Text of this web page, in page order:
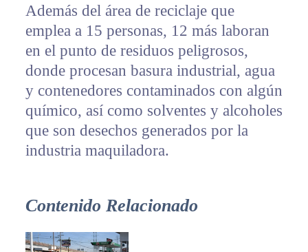
Además del área de reciclaje que
emplea a 15 personas, 12 más laboran
en el punto de residuos peligrosos,
donde procesan basura industrial, agua
y contenedores contaminados con algún
químico, así como solventes y alcoholes
que son desechos generados por la
industria maquiladora.
Contenido Relacionado